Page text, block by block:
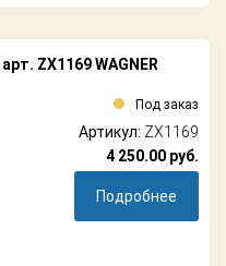
арт. ZX1169 WAGNER
Под заказ
Артикул: ZX1169
4 250.00 руб.
Подробнее